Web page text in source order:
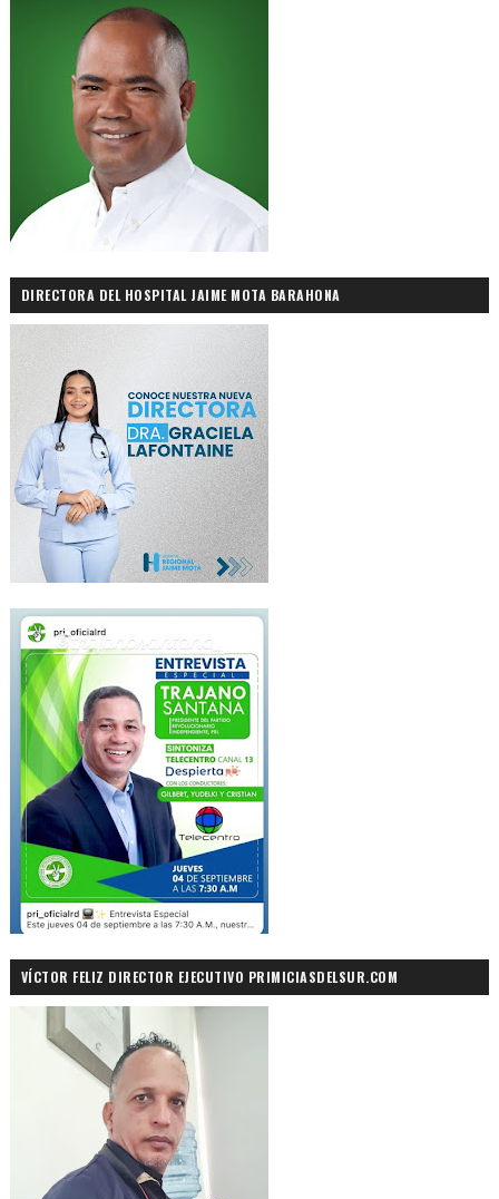
DIRECTORA DEL HOSPITAL JAIME MOTA BARAHONA
VÍCTOR FELIZ DIRECTOR EJECUTIVO PRIMICIASDELSUR.COM